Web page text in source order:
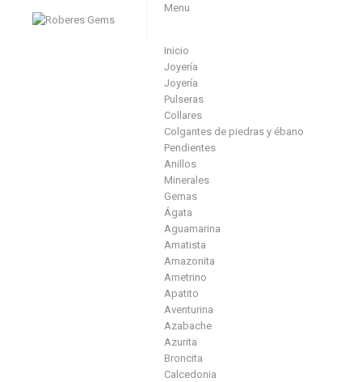
Menu
Inicio
Joyería
Joyería
Pulseras
Collares
Colgantes de piedras y ébano
Pendientes
Anillos
Minerales
Gemas
Ágata
Aguamarina
Amatista
Amazonita
Ametrino
Apatito
Aventurina
Azabache
Azurita
Broncita
Calcedonia